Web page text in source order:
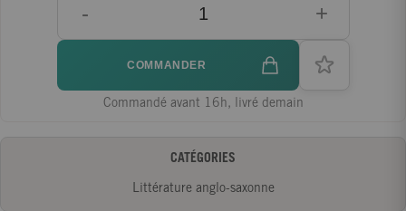
qu'astronomiques. Dernière oeuvre de Poe, ce texte-limite se
présente comme un aboutissement absolu, une fascinante
synthèse où se croisent et se subliment toute sa pensée et sa
pratique de l'oeuvre d'art.
- +
COMMANDER
Commandé avant 16h, livré demain
CATÉGORIES
Littérature anglo-saxonne